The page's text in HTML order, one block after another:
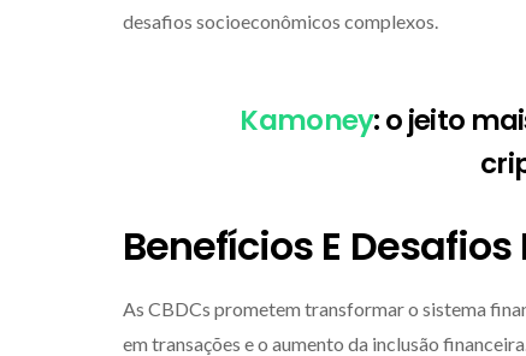
desafios socioeconômicos complexos.
Kamoney: o jeito
Benefícios E Desafios
As CBDCs prometem transformar o sistema
em transações e o aumento da inclusão